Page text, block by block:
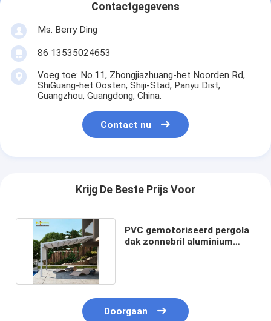
Contactgegevens
Ms. Berry Ding
86 13535024653
Voeg toe: No.11, Zhongjiazhuang-het Noorden Rd,
ShiGuang-het Oosten, Shiji-Stad, Panyu Dist,
Guangzhou, Guangdong, China.
Contact nu
Krijg De Beste Prijs Voor
PVC gemotoriseerd pergola
dak zonnebril aluminium
Doorgaan